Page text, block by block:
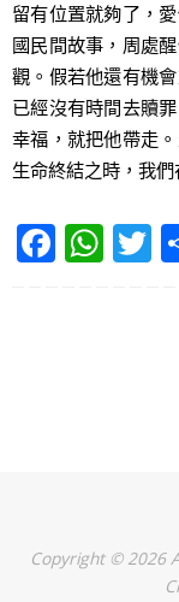
留有位置就夠了，
國民間故事，周處
觀。假若他還有機
已經沒有時間去贖
幸福，就把他帶走
生命終結之時，我
F
a
W
h
T
Copyright © 2026